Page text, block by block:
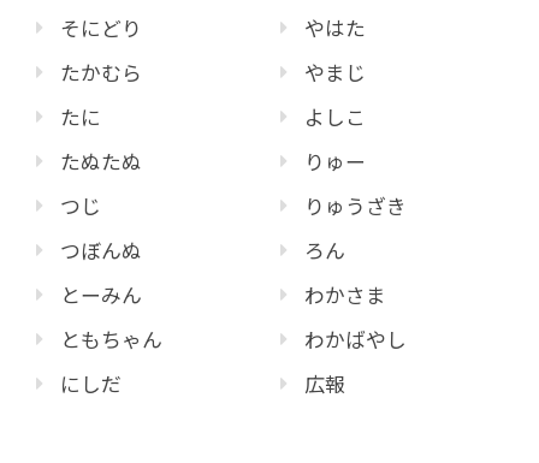
そにどり
たかむら
たに
たぬたぬ
つじ
つぼんぬ
とーみん
ともちゃん
にしだ
やはた
やまじ
よしこ
りゅー
りゅうざき
ろん
わかさま
わかばやし
広報